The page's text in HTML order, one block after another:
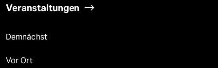
Veranstaltungen
Demnächst
Vor Ort